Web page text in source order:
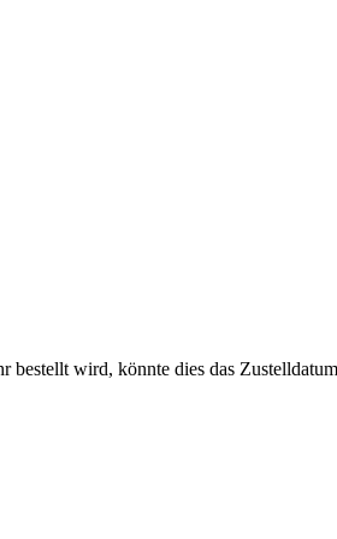
wird, könnte dies das